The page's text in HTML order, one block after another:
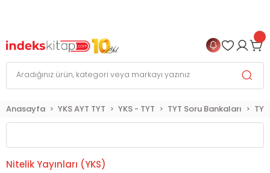
Anasayfa YKS AYT TYT YKS - TYT TYT Soru Bankaları
Nitelik Yayınları (YKS)